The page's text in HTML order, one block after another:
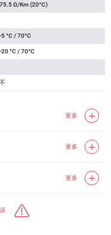
75.5 Ω/Km (20°C)
-5 °C / 70°C
-20 °C / 70°C
不
更多
更多
更多